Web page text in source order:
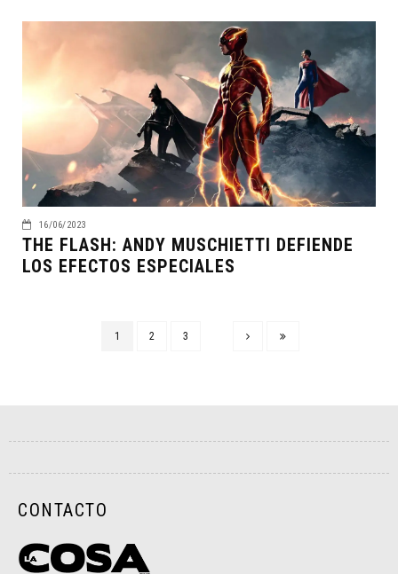
16/06/2023
THE FLASH: ANDY MUSCHIETTI DEFIENDE
LOS EFECTOS ESPECIALES
1 2 3
CONTACTO